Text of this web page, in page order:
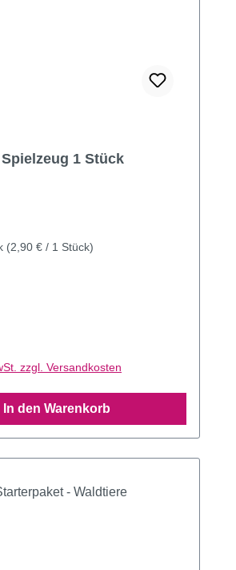
1 Stück
(2,90 € / 1 Stück)
zzgl. Versandkosten
In den Warenkorb